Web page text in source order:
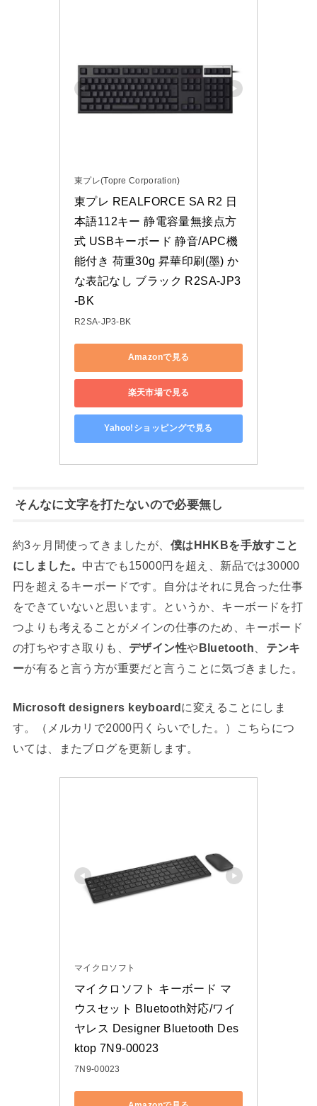
東プレ(Topre Corporation)
東プレ REALFORCE SA R2 日
本語112キー 静電容量無接点方
式 USBキーボード 静音/APC機
能付き 荷重30g 昇華印刷(墨) か
な表記なし ブラック R2SA-JP3
-BK
R2SA-JP3-BK
Amazonで見る
楽天市場で見る
Yahoo!ショッピングで見る
そんなに文字を打たないので必要無し
約3ヶ月間使ってきましたが、 僕はHHKBを手放すこと
にしました。 中古でも15000円を超え、新品では30000
円を超えるキーボードです。自分はそれに見合った仕事
をできていないと思います。というか、キーボードを打
つよりも考えることがメインの仕事のため、キーボード
の打ちやすさ取りも、 デザイン性やBluetooth
テンキ
ーが有ると言う方が重要だと言うことに気づきました。
Microsoft designers keyboardに変えることにしま
す。（メルカリで2000円くらいでした。）こちらにつ
いては、またブログを更新します。
マイクロソフト
マイクロソフト キーボード マ
ウスセット Bluetooth対応/ワイ
ヤレス Designer Bluetooth Des
ktop 7N9-00023
7N9-00023